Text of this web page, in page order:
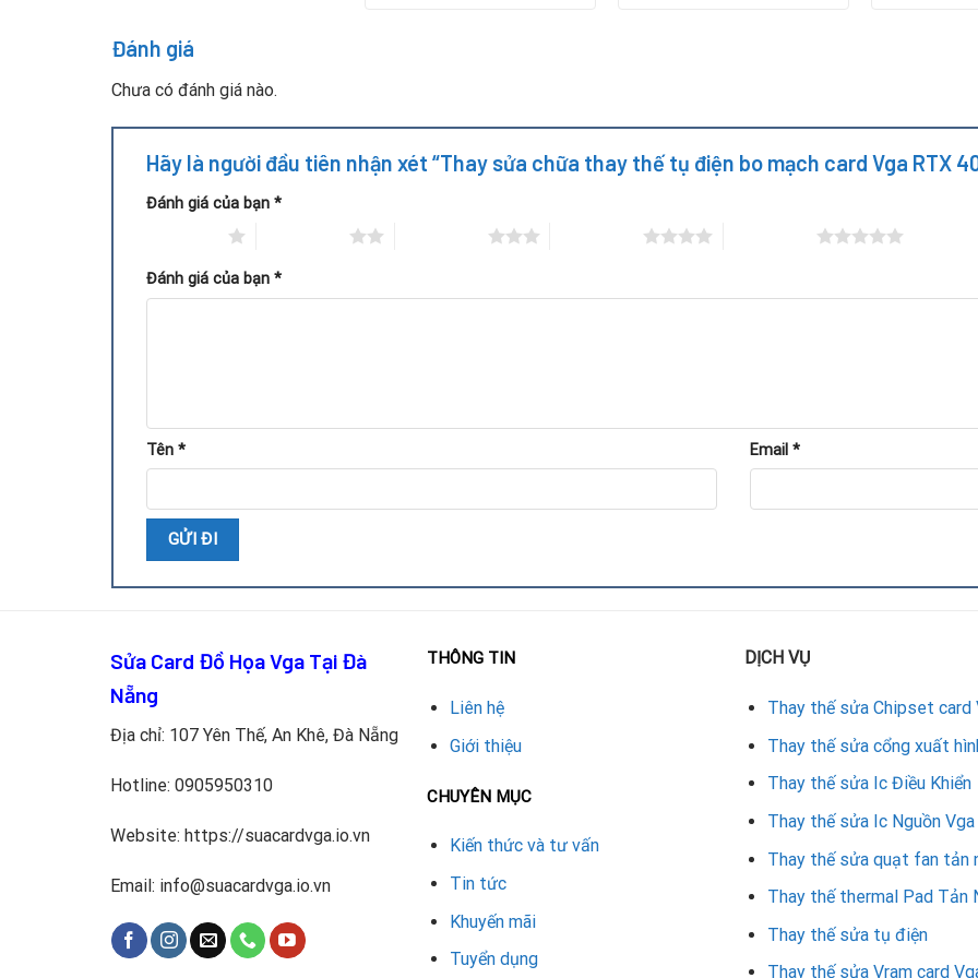
Thay thế linh kiện:Tụ điện chất lượng cao được thay mới bằng kỹ thuật hàn chính xác.
Test hiệu năng:Card được gắn vào hệ thống, kiểm tra bằng phần mềm benchmark để đảm bảo hoạt động ổn
Bàn giao và bảo hành:Khách hàng nhận hướng dẫn sử dụng và chính sách bảo hành uy tín.
Ưu điểm khi sửa chữa tại Repair Card Vga
Linh kiện chính hãng:
Tụ điện chất lượng cao, đảm bảo độ bền và tương thích tốt.
Bảo hành dài hạn: Cam kết khắc phục triệt để và hỗ trợ sau sửa chữa.
Khách hàng nhận lại card trong thời gian ngắn.
Lợi ích khi thay tụ điện VGA RTX 4070 Ti
Nâng cao hiệu suất hiển thị, tránh giật lag khi chơi game hoặc làm việc đồ họa.
Tăng tuổi thọ card đồ họa, tiết kiệm chi phí mua mới.
Đánh giá
Chưa có đánh giá nào.
Hãy là người đầu tiên nhận xét “Thay sửa chữa thay thế tụ điện bo mạch card Vga RTX
Đánh giá của bạn *
Đánh giá của bạn *
Tên * Email *
Sửa Card Đồ Họa Vga Tại Đà
Nẵng
Địa chỉ: 107 Yên Thế, An Khê, Đà Nẵng
Hotline: 0905950310
Website: https://suacardvga.io.vn
Email: info@suacardvga.io.vn
THÔNG TIN
Liên hệ
Giới thiệu
CHUYÊN MỤC
Kiến thức và tư vấn
Tin tức
Khuyến mãi
Tuyển dụng
DỊCH VỤ
Thay thế sửa Chipset card
Thay thế sửa cổng xuất
Thay thế sửa Ic Điều Khiển
Thay thế sửa Ic Nguồn Vga
Thay thế sửa quạt fan tản
Thay thế thermal Pad Tản
Thay thế sửa tụ điện
Thay thế sửa Vram card